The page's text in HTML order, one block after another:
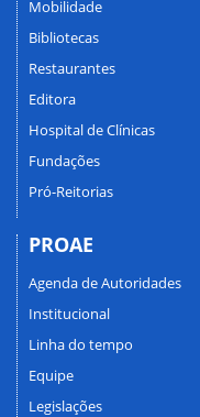
Mobilidade
Bibliotecas
Restaurantes
Editora
Hospital de Clínicas
Fundações
Pró-Reitorias
PROAE
Agenda de Autoridades
Institucional
Linha do tempo
Equipe
Legislações